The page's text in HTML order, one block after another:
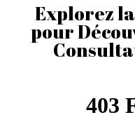
Explorez
pour